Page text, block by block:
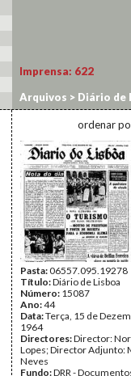
Imprensa: 622
Arquivos > Diário de
ordenar
Pasta:06557.095.19278
Título:Diário de Lisboa
Número: 15087
Ano:44
Data:Terça, 15 de
1964
Directores:Director:
Lopes; Director Adjunto:
Neves
Fundo:DRR -